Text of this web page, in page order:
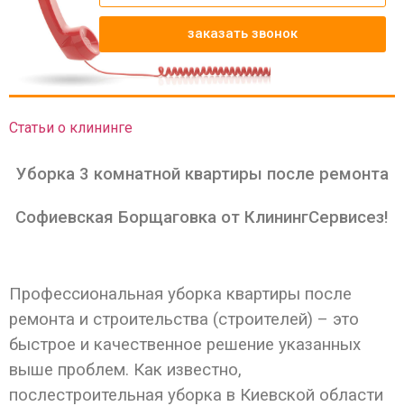
заказать звонок
Статьи о клининге
Уборка 3 комнатной квартиры после ремонта
Софиевская Борщаговка от КлинингСервисез!
Профессиональная уборка квартиры после
ремонта и строительства (строителей) – это
быстрое и качественное решение указанных
выше проблем. Как известно,
послестроительная уборка в Киевской области